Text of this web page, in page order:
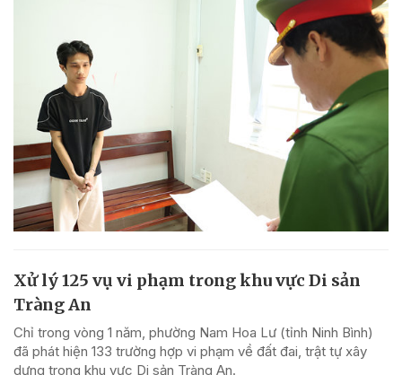
Xử lý 125 vụ vi phạm trong khu vực Di sản
Tràng An
Chỉ trong vòng 1 năm, phường Nam Hoa Lư (tỉnh Ninh Bình)
đã phát hiện 133 trường hợp vi phạm về đất đai, trật tự xây
dựng trong khu vực Di sản Tràng An.